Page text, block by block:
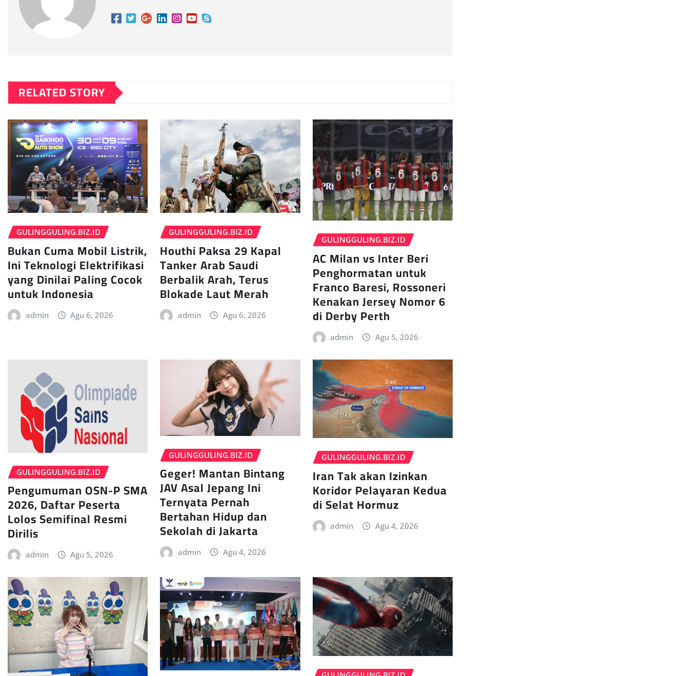
RELATED STORY
GULINGGULING.BIZ.ID
Bukan Cuma Mobil Listrik,
Ini Teknologi Elektrifikasi
yang Dinilai Paling Cocok
untuk Indonesia
admin Agu 6, 2026
GULINGGULING.BIZ.ID
Houthi Paksa 29 Kapal
Tanker Arab Saudi
Berbalik Arah, Terus
Blokade Laut Merah
admin Agu 6, 2026
GULINGGULING.BIZ.ID
AC Milan vs Inter Beri
Penghormatan untuk
Franco Baresi, Rossoneri
Kenakan Jersey Nomor 6
di Derby Perth
admin Agu 5, 2026
GULINGGULING.BIZ.ID
Pengumuman OSN-P SMA
2026, Daftar Peserta
Lolos Semifinal Resmi
Dirilis
admin Agu 5, 2026
GULINGGULING.BIZ.ID
Geger! Mantan Bintang
JAV Asal Jepang Ini
Ternyata Pernah
Bertahan Hidup dan
Sekolah di Jakarta
admin Agu 4, 2026
GULINGGULING.BIZ.ID
Iran Tak akan Izinkan
Koridor Pelayaran Kedua
di Selat Hormuz
admin Agu 4, 2026